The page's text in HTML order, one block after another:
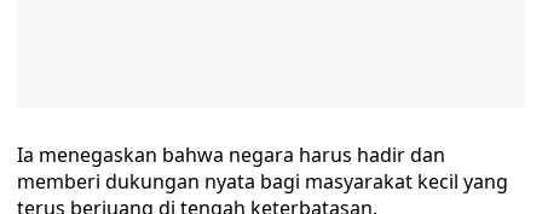
Ia menegaskan bahwa negara harus hadir dan
memberi dukungan nyata bagi masyarakat kecil yang
terus berjuang di tengah keterbatasan.